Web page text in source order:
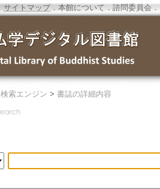
サイトマップ．本館について ． 諮問委員会 ．
検索エンジン > 書誌の詳細内容